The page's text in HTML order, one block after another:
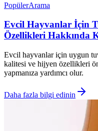
PopülerArama
Evcil Hayvanlar İçin
Özellikleri Hakkında
Evcil hayvanlar için uygun
kalitesi ve hijyen özellikleri
yapmanıza yardımcı olur.
Daha fazla bilgi edinin